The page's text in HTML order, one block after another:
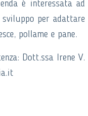
è interessata ad
per adattare
pollame e pane.
Dott.ssa Irene V.